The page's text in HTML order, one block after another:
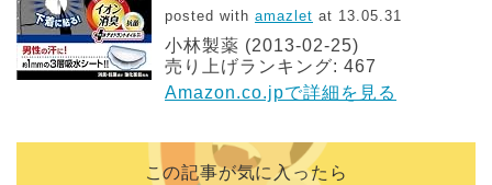
posted with amazlet at 13.05.31
小林製薬 (2013-02-25)
売り上げランキング: 467
Amazon.co.jpで詳細を見る
この記事が気に入ったら